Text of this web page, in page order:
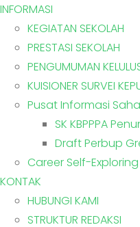
INFORMASI
KEGIATAN SEKOLAH
PRESTASI SEKOLAH
PENGUMUMAN
KUISIONER SURVEI
Pusat Informasi
SK KBPPPA
Draft Perbup
Career Self-Exploring
KONTAK
HUBUNGI KAMI
STRUKTUR REDAKSI